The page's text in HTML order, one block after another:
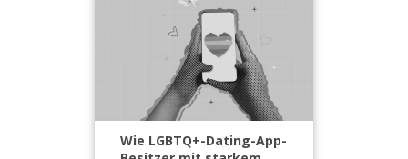
Wie LGBTQ+-Dating-App-